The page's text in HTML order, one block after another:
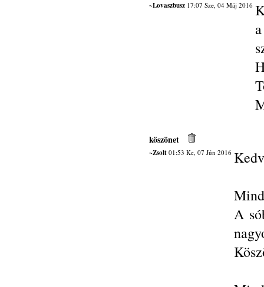
~Lovaszbusz17:07 Sze, 04 Máj 2016
köszönet
~Zsolt01:53 Ke, 07 Jún 2016
A